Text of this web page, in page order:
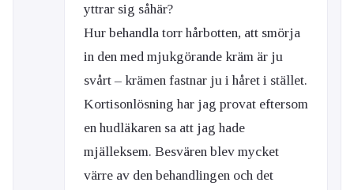
yttrar sig såhär?
Hur behandla torr hårbotten, att smörja
in den med mjukgörande kräm är ju
svårt – krämen fastnar ju i håret i stället.
Kortisonlösning har jag provat eftersom
en hudläkaren sa att jag hade
mjälleksem. Besvären blev mycket
värre av den behandlingen och det